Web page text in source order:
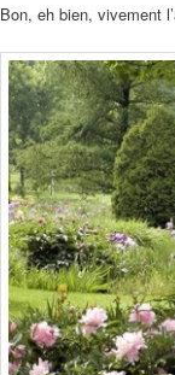
Bon, eh bien, vivement